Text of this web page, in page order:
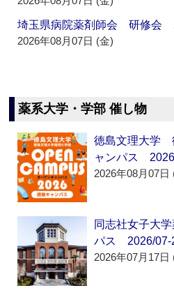
埼玉県病院薬剤師会 研修会
2026年08月07日 (金)
薬系大学・学部 催し物
徳島文理大学
ャンパス
2026年08月07日
同志社女子大
パス 2026/07-
2026年07月17日